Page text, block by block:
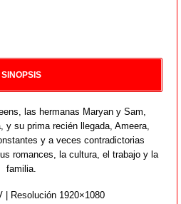
SINOPSIS
las hermanas Maryan y Sam,
y su prima recién llegada, Ameera,
y a veces contradictorias
romances, la cultura, el trabajo y la
familia.
| Resolución 1920×1080